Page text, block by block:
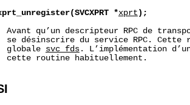
*xprt );
Avant qu’un descripteur RPC de
se désinscrire du service RPC. Cette
globale
svc_fds . L’implémentation
cette routine habituellement.